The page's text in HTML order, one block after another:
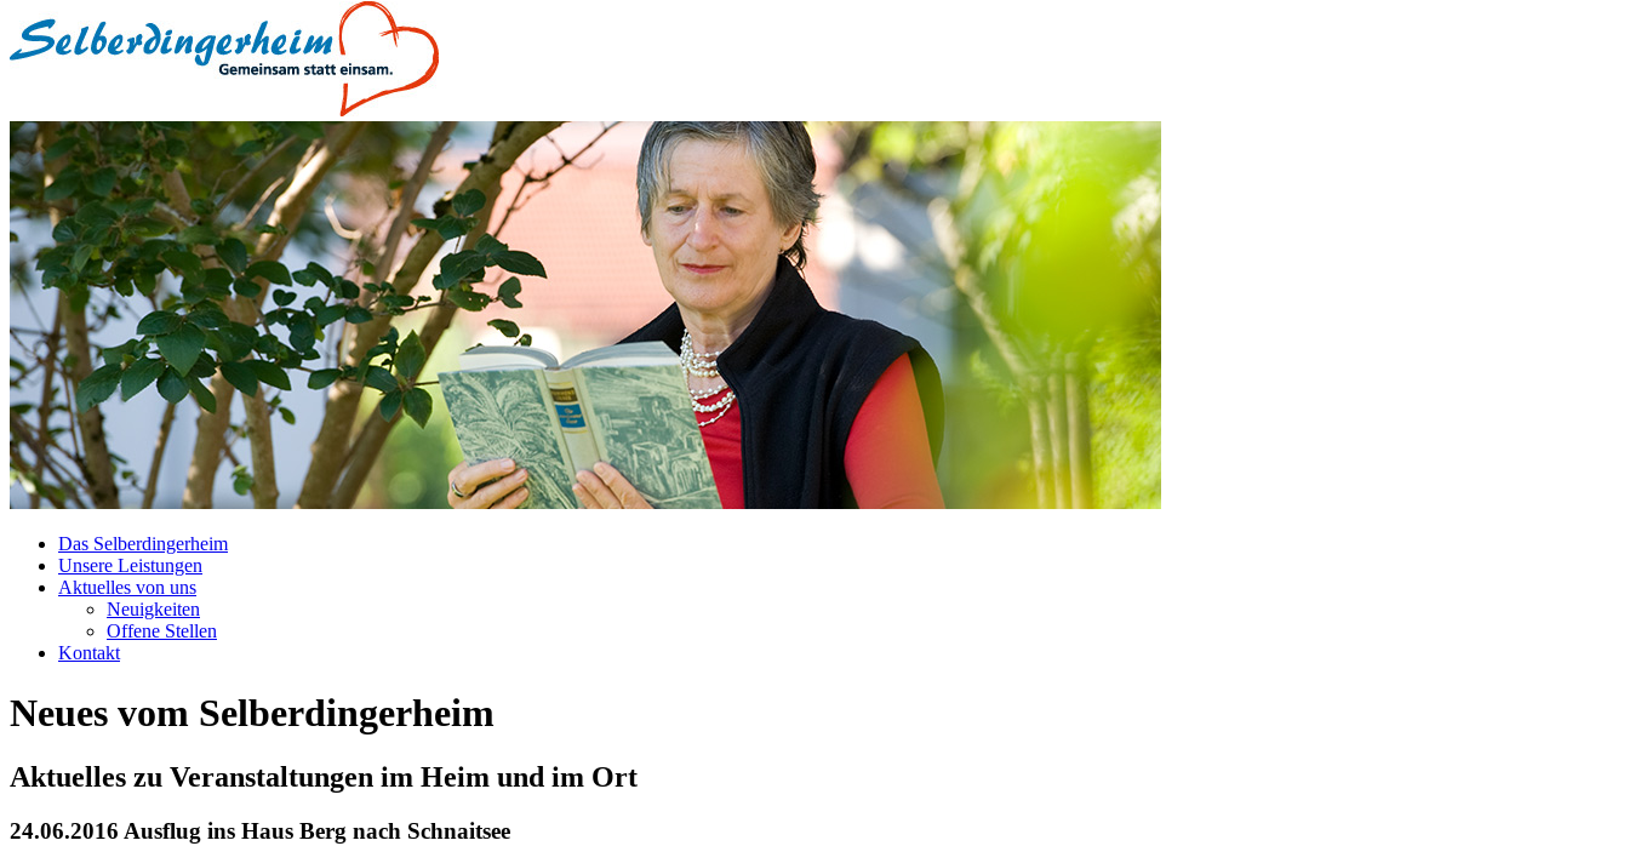
Das Selberdingerheim
Unsere Leistungen
Aktuelles von uns
Neuigkeiten
Offene Stellen
Kontakt
Neues vom Selberdingerheim
Aktuelles zu Veranstaltungen im Heim und im Ort
24.06.2016 Ausflug ins Haus Berg nach Schnaitsee